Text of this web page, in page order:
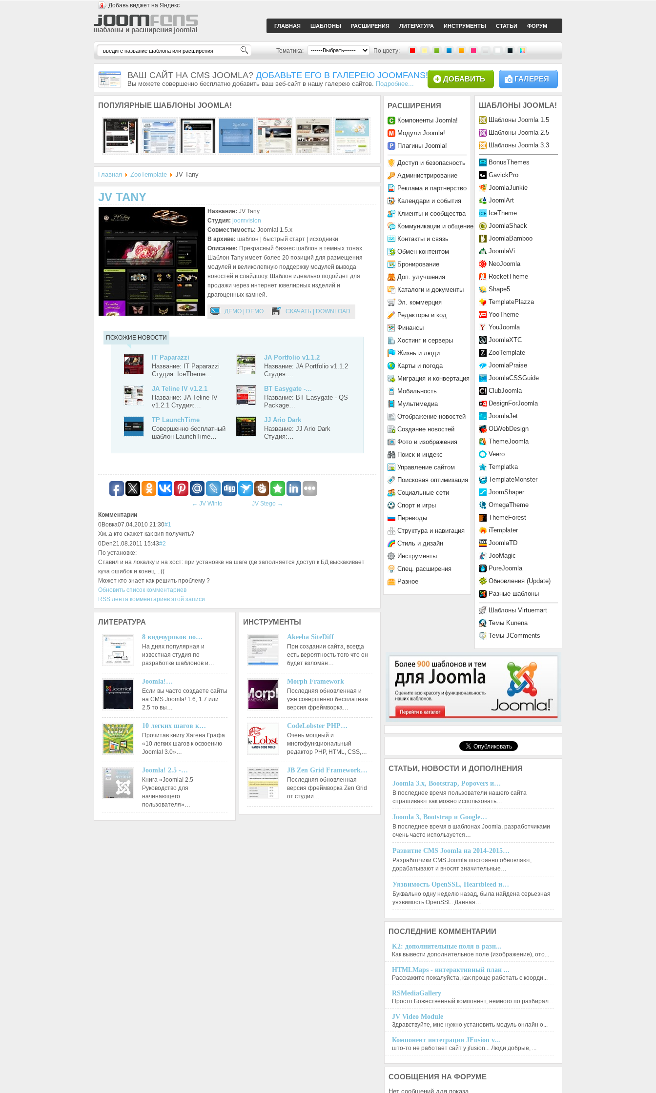
Добавь виджет на Яндекс
ГЛАВНАЯ ШАБЛОНЫ РАСШИРЕНИЯ ЛИТЕРАТУРА ИНСТРУМЕНТЫ СТАТЬИ ФОРУМ
Тематика: По цвету:
ВАШ САЙТ НА CMS JOOMLA? ДОБАВЬТЕ ЕГО В ГАЛЕРЕЮ JOOMFANS!
Вы можете совершенно бесплатно добавить ваш веб-сайт в нашу галерею сайтов. Подробнее...
ГАЛЕРЕЯ
ДОБАВИТЬ
ПОПУЛЯРНЫЕ ШАБЛОНЫ JOOMLA!
Главная ZooTemplate JV Tany
JV TANY
Название: JV Tany
Студия: joomvision
Совместимость: Joomla! 1.5.x
В архиве: шаблон | быстрый старт | исходники
Описание: Прекрасный бизнес шаблон в темных тонах.
Шаблон Tany имеет более 20 позиций для размещения
модулей и великолепную поддержку модулей вывода
новостей и слайдшоу. Шаблон идеально подойдет для
продажи через интернет ювелирных изделий и
драгоценных камней.
ДЕМО | DEMO СКАЧАТЬ | DOWNLOAD
ПОХОЖИЕ НОВОСТИ
IT Paparazzi
Название: IT Paparazzi
Студия: IceTheme…
JA Portfolio v1.1.2
Название: JA Portfolio v1.1.2
Студия:…
JA Teline IV v1.2.1
Название: JA Teline IV
v1.2.1 Студия:…
BT Easygate -…
Название: BT Easygate - QS
Package…
TP LaunchTime
Совершенно бесплатный
шаблон LaunchTime…
JJ Ario Dark
Название: JJ Ario Dark
Студия:…
← JV Winto JV Stego →
Комментарии
0Вовка07.04.2010 21:30#1
Хм..а кто скажет как вип получить?
0Den21.08.2011 15:43#2
По установке:
Ставил и на локалку и на хост: при установке на шаге где заполняется доступ к БД выскакивает
куча ошибок и конец....((
Может кто знает как решить проблему ?
Обновить список комментариев
RSS лента комментариев этой записи
ЛИТЕРАТУРА
8 видеоуроков по…
На днях популярная и
известная студия по
разработке шаблонов и…
Joomla!…
Если вы часто создаете сайты
на CMS Joomla! 1.6, 1.7 или
2.5 то вы…
10 легких шагов к…
Прочитав книгу Хагена Графа
«10 легких шагов к освоению
Joomla! 3.0»…
Joomla! 2.5 -…
Книга «Joomla! 2.5 -
Руководство для
начинающего
пользователя»…
ИНСТРУМЕНТЫ
Akeeba SiteDiff
При создании сайта, всегда
есть вероятность того что он
будет взломан…
Morph Framework
Последняя обновленная и
уже совершенно бесплатная
версия фреймворка…
CodeLobster PHP…
Очень мощный и
многофункциональный
редактор РНР, HTML, CSS,…
JB Zen Grid Framework…
Последняя обновленная
версия фреймворка Zen Grid
от студии…
ШАБЛОНЫ JOOMLA!
Шаблоны Joomla 1.5
Шаблоны Joomla 2.5
Шаблоны Joomla 3.3
BonusThemes
GavickPro
JoomlaJunkie
JoomlArt
IceTheme
JoomlaShack
JoomlaBamboo
JoomlaVi
NeoJoomla
RocketTheme
Shape5
TemplatePlazza
YooTheme
YouJoomla
JoomlaXTC
ZooTemplate
JoomlaPraise
JoomlaCSSGuide
ClubJoomla
DesignForJoomla
JoomlaJet
OLWebDesign
ThemeJoomla
Veero
Templatka
TemplateMonster
JoomShaper
OmegaTheme
ThemeForest
iTemplater
JoomlaTD
JooMagic
PureJoomla
Обновления (Update)
Разные шаблоны
Шаблоны Virtuemart
Темы Kunena
Темы JComments
РАСШИРЕНИЯ
Компоненты Joomla!
Модули Joomla!
Плагины Joomla!
Доступ и безопасность
Администрирование
Реклама и партнерство
Календари и события
Клиенты и сообщества
Коммуникации и общение
Контакты и связь
Обмен контентом
Бронирование
Доп. улучшения
Каталоги и документы
Эл. коммерция
Редакторы и код
Финансы
Хостинг и серверы
Жизнь и люди
Карты и погода
Миграция и конвертация
Мобильность
Мультимедиа
Отображение новостей
Создание новостей
Фото и изображения
Поиск и индекс
Управление сайтом
Поисковая оптимизация
Социальные сети
Спорт и игры
Переводы
Структура и навигация
Стиль и дизайн
Инструменты
Спец. расширения
Разное
СТАТЬИ, НОВОСТИ И ДОПОЛНЕНИЯ
Joomla 3.x, Bootstrap, Popovers и…
В последнее время пользователи нашего сайта
спрашивают как можно использовать…
Joomla 3, Bootstrap и Google…
В последнее время в шаблонах Joomla, разработчиками
очень часто используется…
Развитие CMS Joomla на 2014-2015…
Разработчики CMS Joomla постоянно обновляют,
дорабатывают и вносят значительные…
Уязвимость OpenSSL, Heartbleed и…
Буквально одну неделю назад, была найдена серьезная
уязвимость OpenSSL. Данная…
ПОСЛЕДНИЕ КОММЕНТАРИИ
K2: дополнительные поля в разн...
Как вывести дополнительное поле (изображение), ото...
HTMLMaps - интерактивный план ...
Расскажите пожалуйста, как проще работать с коорди...
RSMediaGallery
Просто Божественный компонент, немного по разбирал...
JV Video Module
Здравствуйте, мне нужно установить модуль онлайн о...
Компонент интеграции JFusion v...
што-то не работает сайт у jfusion... Люди добрые, ...
СООБЩЕНИЯ НА ФОРУМЕ
Нет сообщений для показа